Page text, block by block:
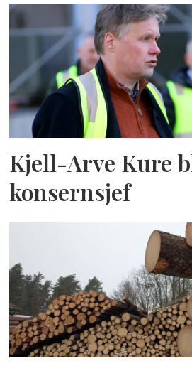
Kjell-Arve Kure
konsernsjef